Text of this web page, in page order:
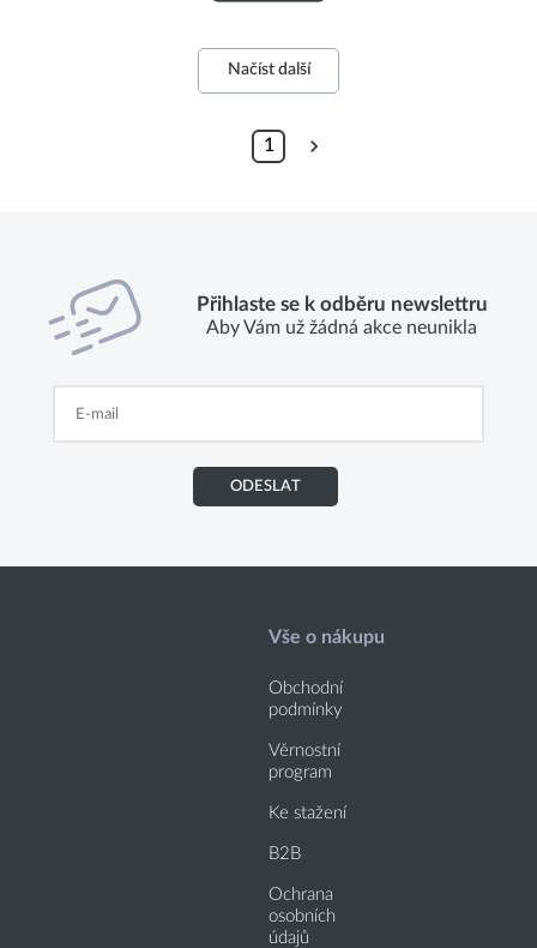
Načíst další
1
Přihlaste se k odběru newslettru
Aby Vám už žádná akce neunikla
ODESLAT
Vše o nákupu
Obchodní
podmínky
Věrnostní
program
Ke stažení
B2B
Ochrana
osobních
údajů